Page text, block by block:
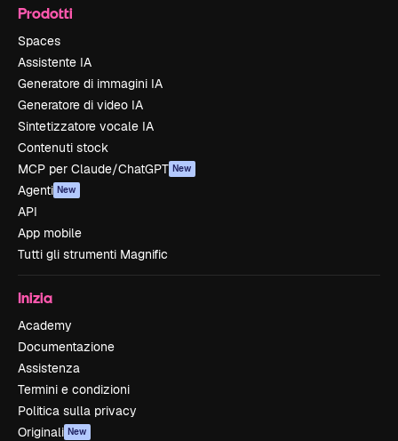
Prodotti
Spaces
Assistente IA
Generatore di immagini IA
Generatore di video IA
Sintetizzatore vocale IA
Contenuti stock
MCP per Claude/ChatGPT New
Agenti New
API
App mobile
Tutti gli strumenti Magnific
Inizia
Academy
Documentazione
Assistenza
Termini e condizioni
Politica sulla privacy
Originali New